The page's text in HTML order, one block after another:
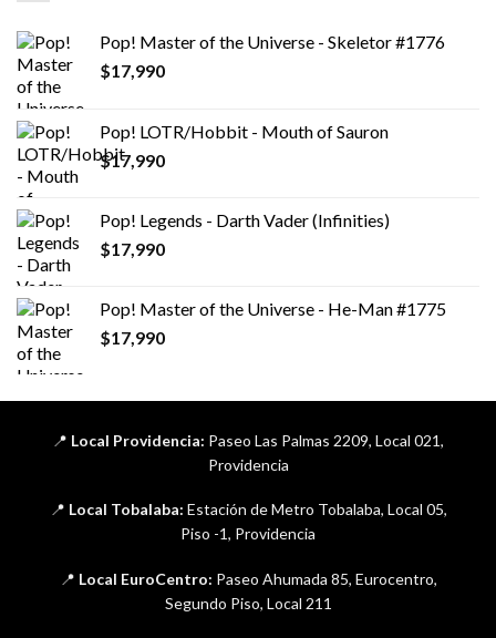
Pop! Master of the Universe - Skeletor #1776
$17,990
Pop! LOTR/Hobbit - Mouth of Sauron
$17,990
Pop! Legends - Darth Vader (Infinities)
$17,990
Pop! Master of the Universe - He-Man #1775
$17,990
📍 Local Providencia: Paseo Las Palmas 2209, Local 021,
Providencia
📍 Local Tobalaba: Estación de Metro Tobalaba, Local 05,
Piso -1, Providencia
📍 Local EuroCentro: Paseo Ahumada 85, Eurocentro,
Segundo Piso, Local 211